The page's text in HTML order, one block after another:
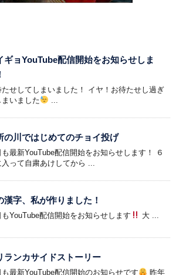
ギョYouTube配信開始をお知らせしま
たせしてしまいました！ イヤ！お待たせし過ぎ
まいました
の川ではじめてのチョイ投げ
最新YouTube配信開始をお知らせします！ ６
入って自粛あけしてから ...
漢字、私が作りました！
もYouTube配信開始をお知らせします 大 ...
ランカサイドストーリー
も最新YouTube配信開始のお知らせです
昨年